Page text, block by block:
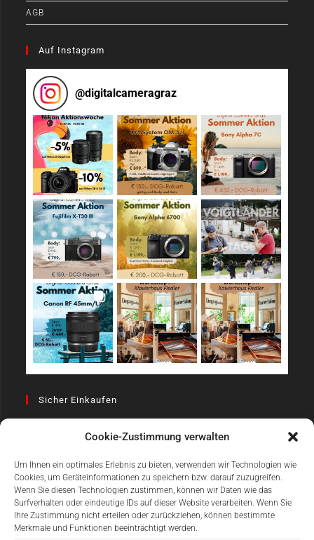
Cookie-Zustimmung verwalten
Um Ihnen ein optimales Erlebnis zu bieten, verwenden wir Technologien wie
Cookies, um Geräteinformationen zu speichern bzw. darauf zuzugreifen.
Wenn Sie diesen Technologien zustimmen, können wir Daten wie das
Surfverhalten oder eindeutige IDs auf dieser Website verarbeiten. Wenn Sie
Ihre Zustimmung nicht erteilen oder zurückziehen, können bestimmte
Merkmale und Funktionen beeinträchtigt werden.
AGB
Auf Instagram
@digitalcameragraz
Sicher Einkaufen
Einfach Online Bezahlen